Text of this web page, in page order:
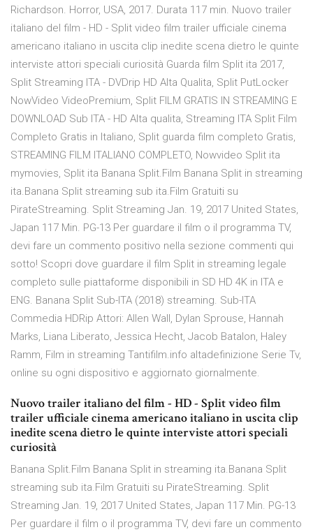
Richardson. Horror, USA, 2017. Durata 117 min. Nuovo trailer
italiano del film - HD - Split video film trailer ufficiale cinema
americano italiano in uscita clip inedite scena dietro le quinte
interviste attori speciali curiosità Guarda film Split ita 2017,
Split Streaming ITA - DVDrip HD Alta Qualita, Split PutLocker
NowVideo VideoPremium, Split FILM GRATIS IN STREAMING E
DOWNLOAD Sub ITA - HD Alta qualita, Streaming ITA Split Film
Completo Gratis in Italiano, Split guarda film completo Gratis,
STREAMING FILM ITALIANO COMPLETO, Nowvideo Split ita
mymovies, Split ita Banana Split.Film Banana Split in streaming
ita.Banana Split streaming sub ita.Film Gratuiti su
PirateStreaming. Split Streaming Jan. 19, 2017 United States,
Japan 117 Min. PG-13 Per guardare il film o il programma TV,
devi fare un commento positivo nella sezione commenti qui
sotto! Scopri dove guardare il film Split in streaming legale
completo sulle piattaforme disponibili in SD HD 4K in ITA e
ENG. Banana Split Sub-ITA (2018) streaming. Sub-ITA
Commedia HDRip Attori: Allen Wall, Dylan Sprouse, Hannah
Marks, Liana Liberato, Jessica Hecht, Jacob Batalon, Haley
Ramm, Film in streaming Tantifilm.info altadefinizione Serie Tv,
online su ogni dispositivo e aggiornato giornalmente.
Nuovo trailer italiano del film - HD - Split video film
trailer ufficiale cinema americano italiano in uscita clip
inedite scena dietro le quinte interviste attori speciali
curiosità
Banana Split.Film Banana Split in streaming ita.Banana Split
streaming sub ita.Film Gratuiti su PirateStreaming. Split
Streaming Jan. 19, 2017 United States, Japan 117 Min. PG-13
Per guardare il film o il programma TV, devi fare un commento